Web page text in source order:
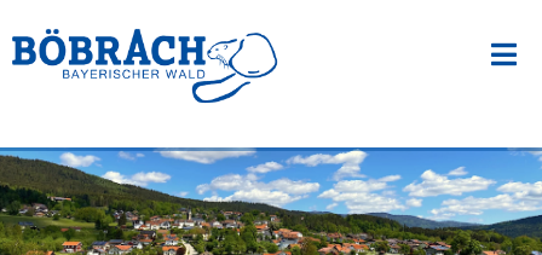
Inhalt
springen
Suche
nach: